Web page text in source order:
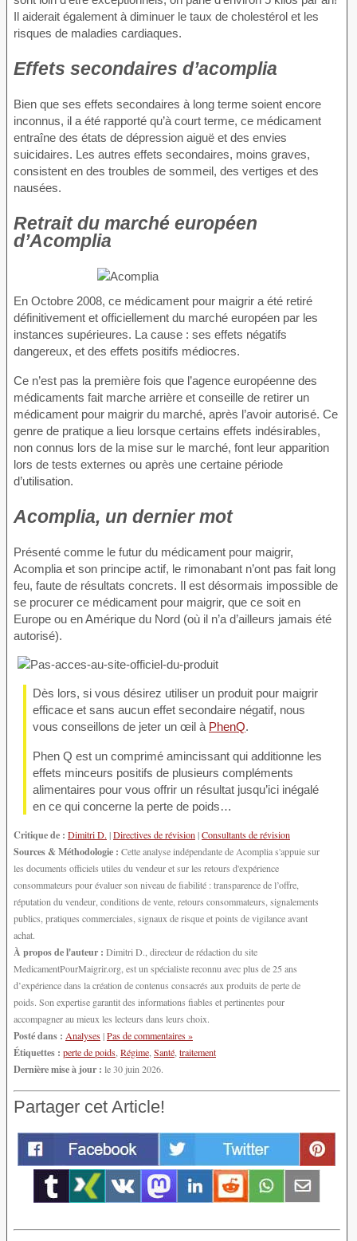
Il aiderait également à diminuer le taux de cholestérol et les
risques de maladies cardiaques.
Effets secondaires d’acomplia
Bien que ses effets secondaires à long terme soient encore
inconnus, il a été rapporté qu’à court terme, ce médicament
entraîne des états de dépression aiguë et des envies
suicidaires. Les autres effets secondaires, moins graves,
consistent en des troubles de sommeil, des vertiges et des
nausées.
Retrait du marché européen
d’Acomplia
En Octobre 2008, ce médicament pour maigrir a été retiré
définitivement et officiellement du marché européen par les
instances supérieures. La cause : ses effets négatifs
dangereux, et des effets positifs médiocres.
Ce n’est pas la première fois que l’agence européenne des
médicaments fait marche arrière et conseille de retirer un
médicament pour maigrir du marché, après l’avoir autorisé. Ce
genre de pratique a lieu lorsque certains effets indésirables,
non connus lors de la mise sur le marché, font leur apparition
lors de tests externes ou après une certaine période
d’utilisation.
Acomplia, un dernier mot
Présenté comme le futur du médicament pour maigrir,
Acomplia et son principe actif, le rimonabant n’ont pas fait long
feu, faute de résultats concrets. Il est désormais impossible de
se procurer ce médicament pour maigrir, que ce soit en
Europe ou en Amérique du Nord (où il n’a d’ailleurs jamais été
autorisé).
Dès lors, si vous désirez utiliser un produit pour maigrir
efficace et sans aucun effet secondaire négatif, nous
vous conseillons de jeter un œil à PhenQ.
Phen Q est un comprimé amincissant qui additionne les
effets minceurs positifs de plusieurs compléments
alimentaires pour vous offrir un résultat jusqu’ici inégalé
en ce qui concerne la perte de poids…
Critique de : Dimitri D. |Directives de révision|Consultants de révision
Sources & Méthodologie : Cette analyse indépendante de Acomplia s'appuie sur
les documents officiels utiles du vendeur et sur les retours d'expérience
consommateurs pour évaluer son niveau de fiabilité : transparence de l’offre,
réputation du vendeur, conditions de vente, retours consommateurs, signalements
publics, pratiques commerciales, signaux de risque et points de vigilance avant
achat.
À propos de l'auteur : Dimitri D., directeur de rédaction du site
MedicamentPourMaigrir.org, est un spécialiste reconnu avec plus de 25 ans
d’expérience dans la création de contenus consacrés aux produits de perte de
poids. Son expertise garantit des informations fiables et pertinentes pour
accompagner au mieux les lecteurs dans leurs choix.
Posté dans : Analyses|Pas de commentaires »
Étiquettes : perte de poids Régime Santé traitement
Dernière mise à jour : le 30 juin 2026.
Partager cet Article!